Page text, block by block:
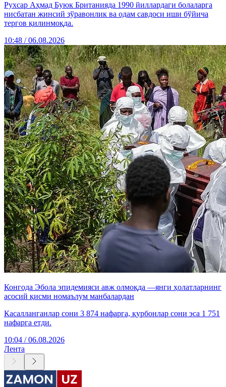
Рухсар Аҳмад Буюк Британияда 1990 йиллардаги болаларга
нисбатан жинсий зўравонлик ва одам савдоси иши бўйича
тергов қилинмоқда.
10:48 / 06.08.2026
Конгода Эбола эпидемияси авж олмоқда —янги ҳолатларнинг
асосий қисми номаълум манбалардан
Касалланганлар сони 3 874 нафарга, қурбонлар сони эса 1 751
нафарга етди.
10:04 / 06.08.2026
Лента